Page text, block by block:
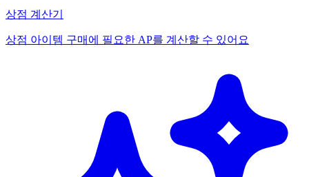
상점 계산기
상점 아이템 구매에 필요한 AP를 계산할 수 있어요